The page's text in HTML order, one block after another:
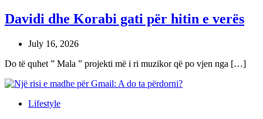
Davidi dhe Korabi gati për hitin e verës
July 16, 2026
Do të quhet ” Mala ” projekti më i ri muzikor që po vjen nga […]
Lifestyle